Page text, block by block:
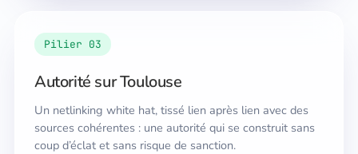
Pilier 03
Autorité sur Toulouse
Un netlinking white hat, tissé lien après lien avec des
sources cohérentes : une autorité qui se construit sans
coup d’éclat et sans risque de sanction.